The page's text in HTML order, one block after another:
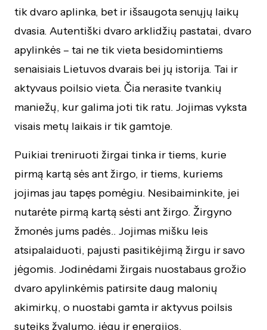
tik dvaro aplinka, bet ir išsaugota senųjų laikų
dvasia. Autentiški dvaro arklidžių pastatai, dvaro
apylinkės – tai ne tik vieta besidomintiems
senaisiais Lietuvos dvarais bei jų istorija. Tai ir
aktyvaus poilsio vieta. Čia nerasite tvankių
maniežų, kur galima joti tik ratu. Jojimas vyksta
visais metų laikais ir tik gamtoje.
Puikiai treniruoti žirgai tinka ir tiems, kurie
pirmą kartą sės ant žirgo, ir tiems, kuriems
jojimas jau tapęs pomėgiu. Nesibaiminkite, jei
nutarėte pirmą kartą sėsti ant žirgo. Žirgyno
žmonės jums padės.. Jojimas mišku leis
atsipalaiduoti, pajusti pasitikėjimą žirgu ir savo
jėgomis. Jodinėdami žirgais nuostabaus grožio
dvaro apylinkėmis patirsite daug malonių
akimirkų, o nuostabi gamta ir aktyvus poilsis
suteiks žvalumo, jėgų ir energijos.